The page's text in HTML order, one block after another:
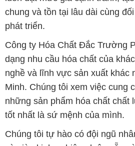
chung và tồn tại lâu dài cùng
phát triển.
Công ty Hóa Chất Đắc Trường
dạng nhu cầu hóa chất của
nghề và lĩnh vực sản xuất khác
Minh. Chúng tôi xem việc cung
những sản phẩm hóa chất chất
tốt nhất là sứ mệnh của mình.
Chúng tôi tự hào có đội ngũ